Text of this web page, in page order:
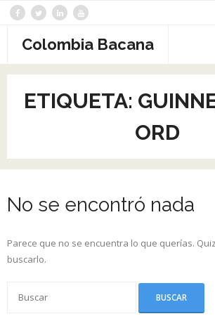
Saltar
contenidoColombia Bacana
ETIQUETA:
ORD
No se encontró nada
Parece que no se encuentra lo que querías.
buscarlo.